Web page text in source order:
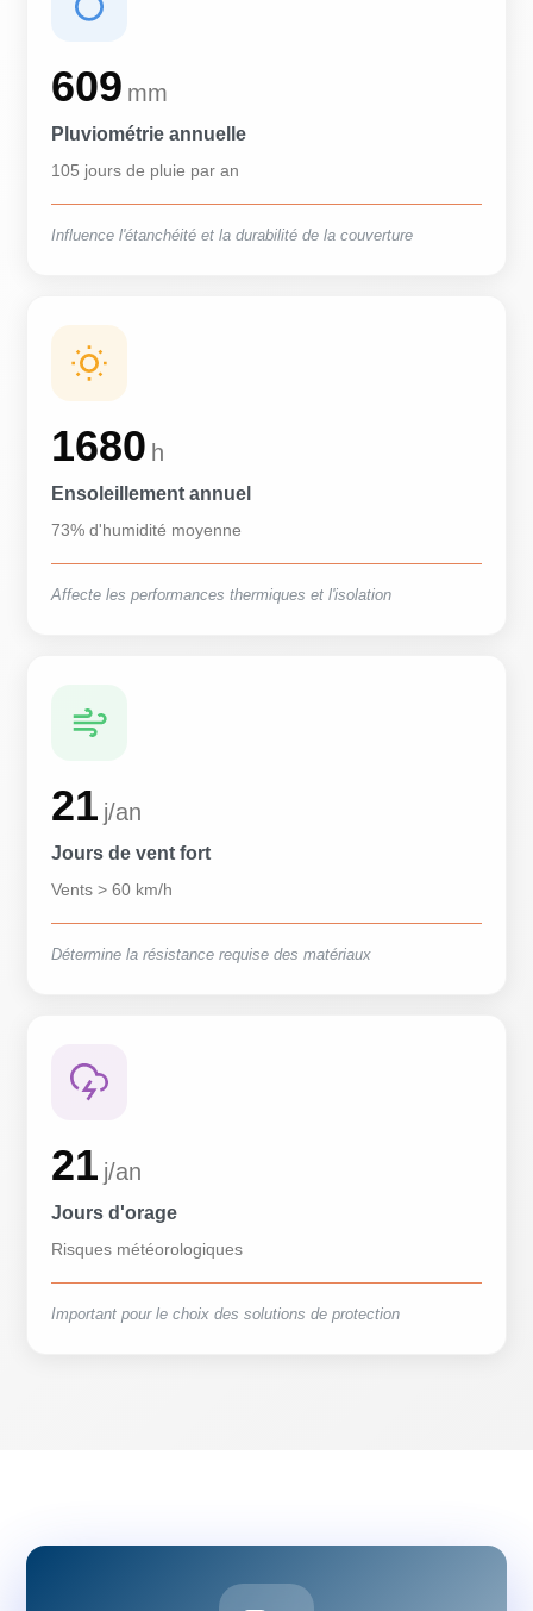
609 mm
Pluviométrie annuelle
105 jours de pluie par an
Influence l'étanchéité et la durabilité de la couverture
1680 h
Ensoleillement annuel
73% d'humidité moyenne
Affecte les performances thermiques et l'isolation
21 j/an
Jours de vent fort
Vents > 60 km/h
Détermine la résistance requise des matériaux
21 j/an
Jours d'orage
Risques météorologiques
Important pour le choix des solutions de protection